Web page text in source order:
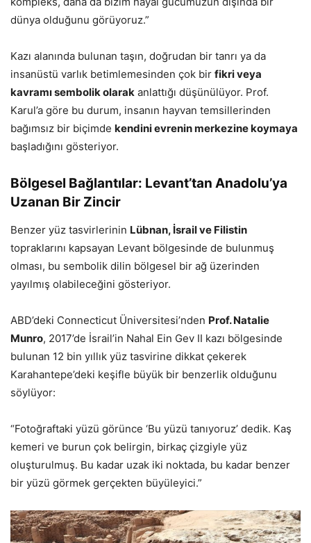
dünya olduğunu görüyoruz.”
Kazı alanında bulunan taşın, doğrudan bir tanrı ya da
insanüstü varlık betimlemesinden çok bir fikri veya
kavramı sembolik olarak anlattığı düşünülüyor. Prof.
Karul’a göre bu durum, insanın hayvan temsillerinden
bağımsız bir biçimde kendini evrenin merkezine koymaya
başladığını gösteriyor.
Bölgesel Bağlantılar: Levant’tan Anadolu’ya
Uzanan Bir Zincir
Benzer yüz tasvirlerinin Lübnan, İsrail ve Filistin
topraklarını kapsayan Levant bölgesinde de bulunmuş
olması, bu sembolik dilin bölgesel bir ağ üzerinden
yayılmış olabileceğini gösteriyor.
ABD’deki Connecticut Üniversitesi’nden Prof. Natalie
Munro, 2017’de İsrail’in Nahal Ein Gev II kazı bölgesinde
bulunan 12 bin yıllık yüz tasvirine dikkat çekerek
Karahantepe’deki keşifle büyük bir benzerlik olduğunu
söylüyor:
“Fotoğraftaki yüzü görünce ‘Bu yüzü tanıyoruz’ dedik. Kaş
kemeri ve burun çok belirgin, birkaç çizgiyle yüz
oluşturulmuş. Bu kadar uzak iki noktada, bu kadar benzer
bir yüzü görmek gerçekten büyüleyici.”